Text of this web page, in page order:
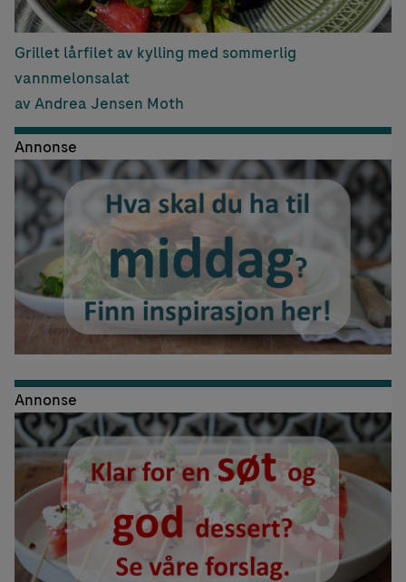
Grillet lårfilet av kylling med sommerlig
vannmelonsalat
av Andrea Jensen Moth
Annonse
Annonse